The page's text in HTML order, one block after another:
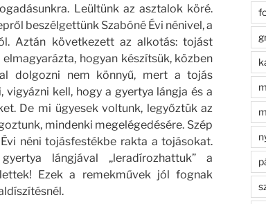
Leültünk az asztalok köré.
beszélgettünk Szabóné Évi nénivel, a
Aztán következett az alkotás: tojást
hogyan készítsük, közben
dolgozni nem könnyű, mert a tojás
vigyázni kell, hogy a gyertya lángja és a
De mi ügyesek voltunk, legyőztük az
mindenki megelégedésére. Szép
néni tojásfestékbe rakta a tojásokat.
lángjával „leradírozhattuk” a
Ezek a remekművek jól fognak